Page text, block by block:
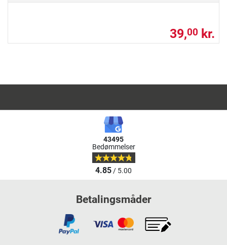
39,00 kr.
43495
Bedømmelser
4.85/ 5.00
Betalingsmåder